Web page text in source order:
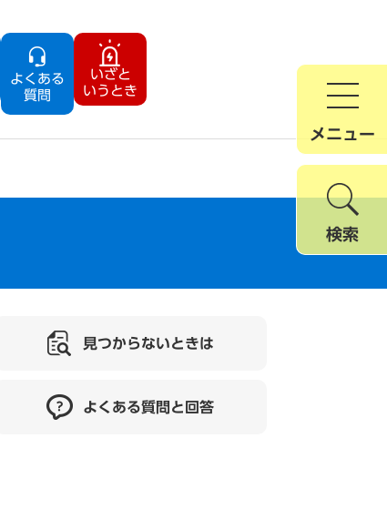
よくある
質問
いざと
いうとき
メニュー
検索
見つからないときは
よくある質問と回答